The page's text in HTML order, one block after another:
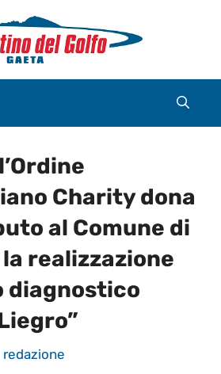
Charity dona
al Comune di
realizzazione
diagnostico
redazione